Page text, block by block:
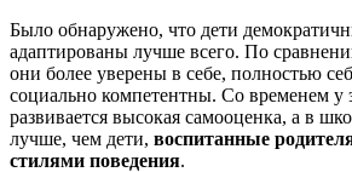
Было обнаружено, что дети
адаптированы лучше всего. По
они более уверены в себе, полностью
социально компетентны. Со временем у
развивается высокая самооценка, а в
лучше, чем дети, воспитанные
стилями поведения.